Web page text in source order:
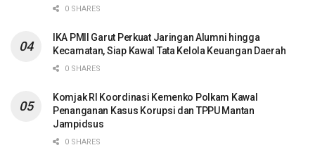
0 SHARES
IKA PMII Garut Perkuat Jaringan Alumni hingga
Kecamatan, Siap Kawal Tata Kelola Keuangan Daerah
0 SHARES
Komjak RI Koordinasi Kemenko Polkam Kawal
Penanganan Kasus Korupsi dan TPPU Mantan
Jampidsus
0 SHARES